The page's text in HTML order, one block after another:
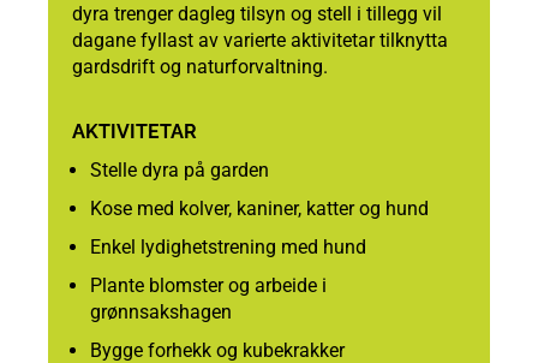
dyra trenger dagleg tilsyn og stell i tillegg vil
dagane fyllast av varierte aktivitetar tilknytta
gardsdrift og naturforvaltning.
AKTIVITETAR
Stelle dyra på garden
Kose med kolver, kaniner, katter og hund
Enkel lydighetstrening med hund
Plante blomster og arbeide i
grønnsakshagen
Bygge forhekk og kubekrakker